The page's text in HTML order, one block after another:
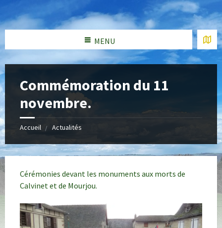
MENU
Commémoration du 11
novembre.
Accueil Actualités
Cérémonies devant les monuments aux morts de
Calvinet et de Mourjou.